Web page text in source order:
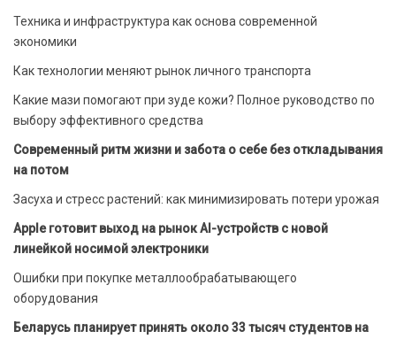
Техника и инфраструктура как основа современной
экономики
Как технологии меняют рынок личного транспорта
Какие мази помогают при зуде кожи? Полное руководство по
выбору эффективного средства
Современный ритм жизни и забота о себе без откладывания
на потом
Засуха и стресс растений: как минимизировать потери урожая
Apple готовит выход на рынок AI-устройств с новой
линейкой носимой электроники
Ошибки при покупке металлообрабатывающего
оборудования
Беларусь планирует принять около 33 тысяч студентов на